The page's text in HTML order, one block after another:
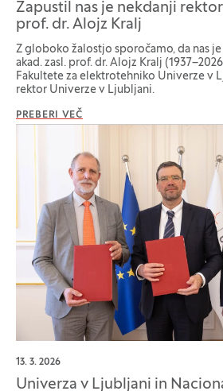
Zapustil nas je nekdanji rektor
prof. dr. Alojz Kralj
Z globoko žalostjo sporočamo, da nas je
akad. zasl. prof. dr. Alojz Kralj
Fakultete za elektrotehniko Univerze v
rektor Univerze v Ljubljani.
PREBERI VEČ
13. 3. 2026
Univerza v Ljubljani in